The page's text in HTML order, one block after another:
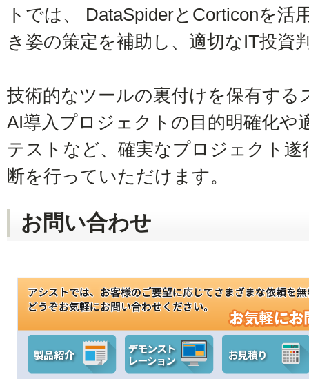
トでは、 DataSpiderとCorticonを活
き姿の策定を補助し、適切なIT投資
技術的なツールの裏付けを保有する
AI導入プロジェクトの目的明確化や
テストなど、確実なプロジェクト
断を行っていただけます。
お問い合わせ